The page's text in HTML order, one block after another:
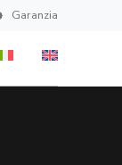
Garanzia